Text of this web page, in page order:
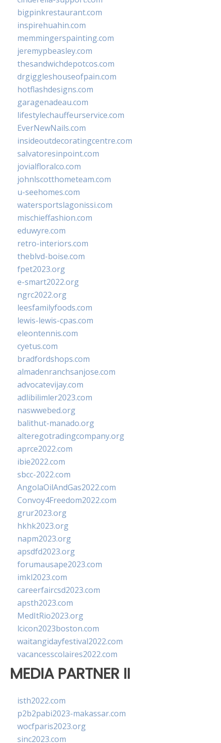
bigpinkrestaurant.com
inspirehuahin.com
memmingerspainting.com
jeremypbeasley.com
thesandwichdepotcos.com
drgiggleshouseofpain.com
hotflashdesigns.com
garagenadeau.com
lifestylechauffeurservice.com
EverNewNails.com
insideoutdecoratingcentre.com
salvatoresinpoint.com
jovialfloralco.com
johnlscotthometeam.com
u-seehomes.com
watersportslagonissi.com
mischieffashion.com
eduwyre.com
retro-interiors.com
theblvd-boise.com
fpet2023.org
e-smart2022.org
ngrc2022.org
leesfamilyfoods.com
lewis-lewis-cpas.com
eleontennis.com
cyetus.com
bradfordshops.com
almadenranchsanjose.com
advocatevijay.com
adlibilimler2023.com
naswwebed.org
balithut-manado.org
alteregotradingcompany.org
aprce2022.com
ibie2022.com
sbcc-2022.com
AngolaOilAndGas2022.com
Convoy4Freedom2022.com
grur2023.org
hkhk2023.org
napm2023.org
apsdfd2023.org
forumausape2023.com
imkl2023.com
careerfaircsd2023.com
apsth2023.com
MedItRio2023.org
lcicon2023boston.com
waitangidayfestival2022.com
vacancesscolaires2022.com
MEDIA PARTNER II
isth2022.com
p2b2pabi2023-makassar.com
wocfparis2023.org
sinc2023.com